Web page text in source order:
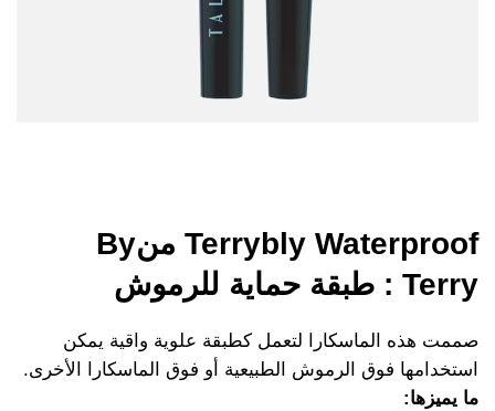
Terrybly Waterproof منBy
Terry : طبقة حماية للرموش
صممت هذه الماسكارا لتعمل كطبقة علوية واقية يمكن
استخدامها فوق الرموش الطبيعية أو فوق الماسكارا الأخرى.
ما يميزها: